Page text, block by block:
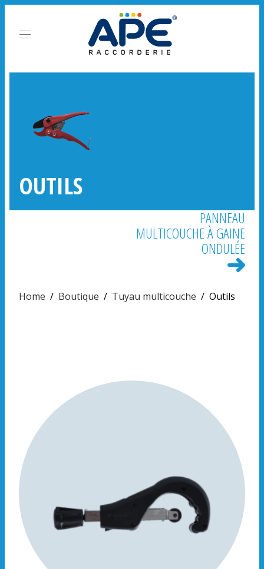
OUTILS
PANNEAU
MULTICOUCHE À GAINE
ONDULÉE
Home / Boutique / Tuyau multicouche / Outils